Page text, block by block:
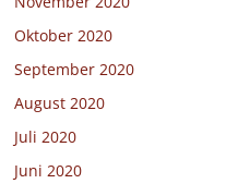
Oktober 2020
September 2020
August 2020
Juli 2020
Juni 2020